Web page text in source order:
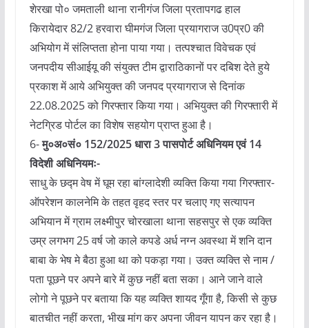
शेरखा पो० जमताली थाना रानीगंज जिला प्रतापगढ हाल
किरायेदार 82/2 हरवारा घीमगंज जिला प्रयागराज उ0प्र0 की
अभियोग में संलिप्तता होना पाया गया। तत्पश्चात विवेचक एवं
जनपदीय सीआईयू की संयुक्त टीम द्वाराठिकानों पर दबिश देते हुये
प्रकाश में आये अभियुक्त की जनपद प्रयागराज से दिनांक
22.08.2025 को गिरफ्तार किया गया। अभियुक्त की गिरफ्तारी में
नेटग्रिड पोर्टल का विशेष सहयोग प्राप्त हुआ है।
6-मु०अ०सं० 152/2025 धारा 3 पासपोर्ट अधिनियम एवं 14
विदेशी अधिनियमः-
साधु के छद्म वेष में घूम रहा बांग्लादेशी व्यक्ति किया गया गिरफ्तार-
ऑपरेशन कालनेमि के तहत वृहद स्तर पर चलाए गए सत्यापन
अभियान में ग्राम लक्ष्मीपुर चोरखाला थाना सहसपुर से एक व्यक्ति
उम्र लगभग 25 वर्ष जो काले कपडे अर्ध नग्न अवस्था में शनि दान
बाबा के भेष मे बैठा हुआ था को पकड़ा गया। उक्त व्यक्ति से नाम /
पता पूछने पर अपने बारे में कुछ नहीं बता सका। आने जाने वाले
लोगो ने पूछने पर बताया कि यह व्यक्ति शायद गूँगा है, किसी से कुछ
बातचीत नहीं करता, भीख मांग कर अपना जीवन यापन कर रहा है।